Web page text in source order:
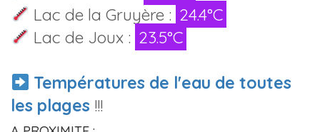
Lac de la Gruyère : 24.4°C
Lac de Joux : 23.5°C
Températures de l'eau de toutes
les plages !!!